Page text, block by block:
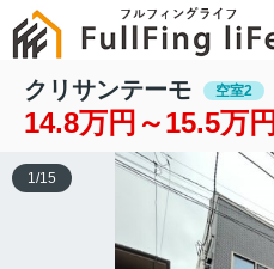
クリサンテーモ 空室2
14.8万円～15.5万円
1/15